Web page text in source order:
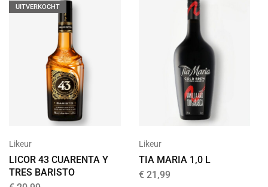
UITVERKOCHT
Likeur
LICOR 43 CUARENTA Y
TRES BARISTO
Likeur
TIA MARIA 1,0 L
€21,99